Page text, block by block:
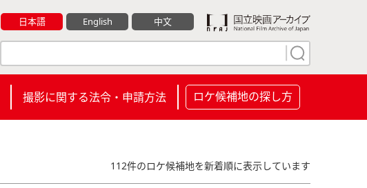
日本語 English 中文
撮影に関する法令・申請方法 ロケ候補地の探し方
112件のロケ候補地を新着順に表示しています